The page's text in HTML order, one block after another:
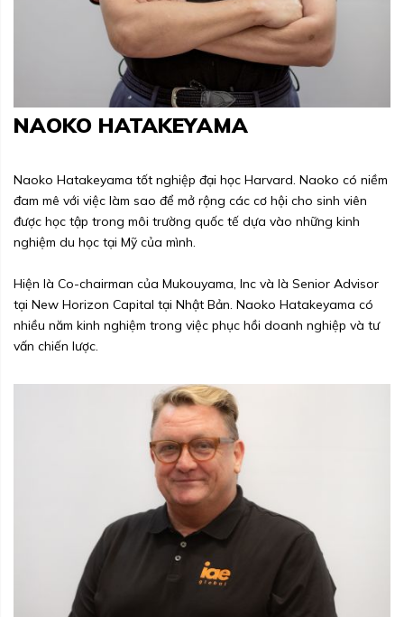
NAOKO HATAKEYAMA
Naoko Hatakeyama tốt nghiệp đại học Harvard. Naoko có niềm
đam mê với việc làm sao để mở rộng các cơ hội cho sinh viên
được học tập trong môi trường quốc tế dựa vào những kinh
nghiệm du học tại Mỹ của mình.
Hiện là Co-chairman của Mukouyama, Inc và là Senior Advisor
tại New Horizon Capital tại Nhật Bản. Naoko Hatakeyama có
nhiều năm kinh nghiệm trong việc phục hồi doanh nghiệp và tư
vấn chiến lược.